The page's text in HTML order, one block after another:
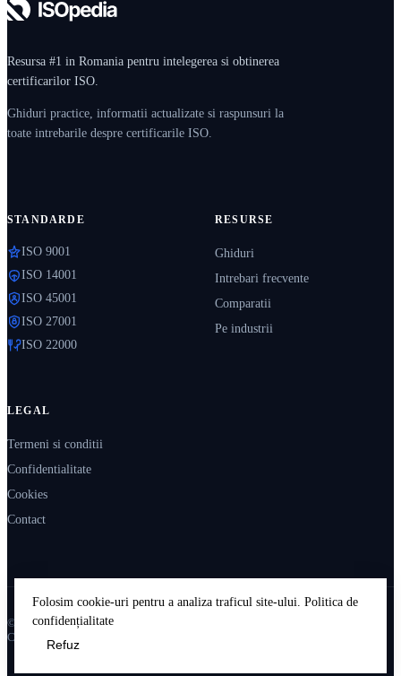
Resursa #1 in Romania pentru intelegerea si obtinerea
certificarilor ISO.
Ghiduri practice, informatii actualizate si raspunsuri la
toate intrebarile despre certificarile ISO.
STANDARDE
ISO 9001
ISO 14001
ISO 45001
ISO 27001
ISO 22000
RESURSE
Ghiduri
Intrebari frecvente
Comparatii
Pe industrii
LEGAL
Termeni si conditii
Confidentialitate
Cookies
Contact
© 2026 IsoPedia. Resurse educaționale independente.
Construit în România 🇷🇴
Folosim cookie-uri pentru a analiza traficul site-ului. Politica de
confidențialitate
Refuz